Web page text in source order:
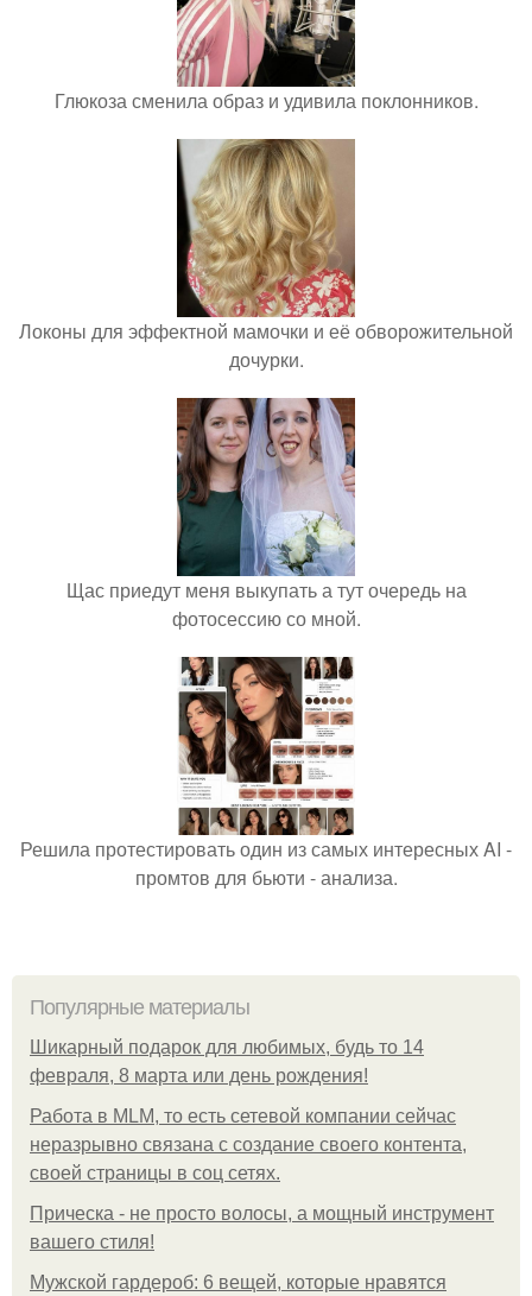
Глюкоза сменила образ и удивила поклонников.
Локоны для эффектной мамочки и её обворожительной
дочурки.
Щас приедут меня выкупать а тут очередь на
фотосессию со мной.
Решила протестировать один из самых интересных AI -
промтов для бьюти - анализа.
Популярные материалы
Шикарный подарок для любимых, будь то 14
февраля, 8 марта или день рождения!
Работа в MLM, то есть сетевой компании сейчас
неразрывно связана с создание своего контента,
своей страницы в соц сетях.
Прическа - не просто волосы, а мощный инструмент
вашего стиля!
Мужской гардероб: 6 вещей, которые нравятся